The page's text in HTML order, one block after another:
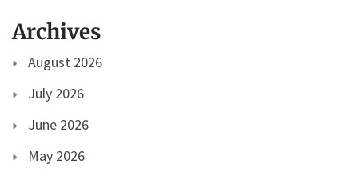
Archives
August 2026
July 2026
June 2026
May 2026